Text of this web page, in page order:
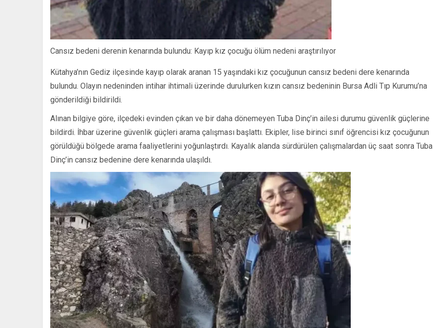
Cansız bedeni derenin kenarında bulundu: Kayıp kız çocuğu ölüm nedeni araştırılıyor
Kütahya’nın Gediz ilçesinde kayıp olarak aranan 15 yaşındaki kız çocuğunun cansız bedeni dere kenarında
bulundu. Olayın nedeninden intihar ihtimali üzerinde durulurken kızın cansız bedeninin Bursa Adli Tıp Kurumu’na
gönderildiği bildirildi.
Alınan bilgiye göre, ilçedeki evinden çıkan ve bir daha dönemeyen Tuba Dinç’in ailesi durumu güvenlik güçlerine
bildirdi. İhbar üzerine güvenlik güçleri arama çalışması başlattı. Ekipler, lise birinci sınıf öğrencisi kız çocuğunun
görüldüğü bölgede arama faaliyetlerini yoğunlaştırdı. Kayalık alanda sürdürülen çalışmalardan üç saat sonra Tuba
Dinç’in cansız bedenine dere kenarında ulaşıldı.